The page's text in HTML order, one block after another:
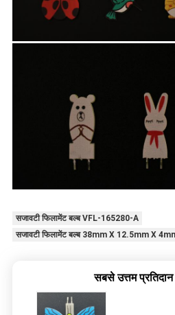
सजावटी फिलामेंट बल्ब VFL-165280-A
सजावटी फिलामेंट बल्ब 38mm X 12.5mm X
सबसे उत्तम प्रतिदान